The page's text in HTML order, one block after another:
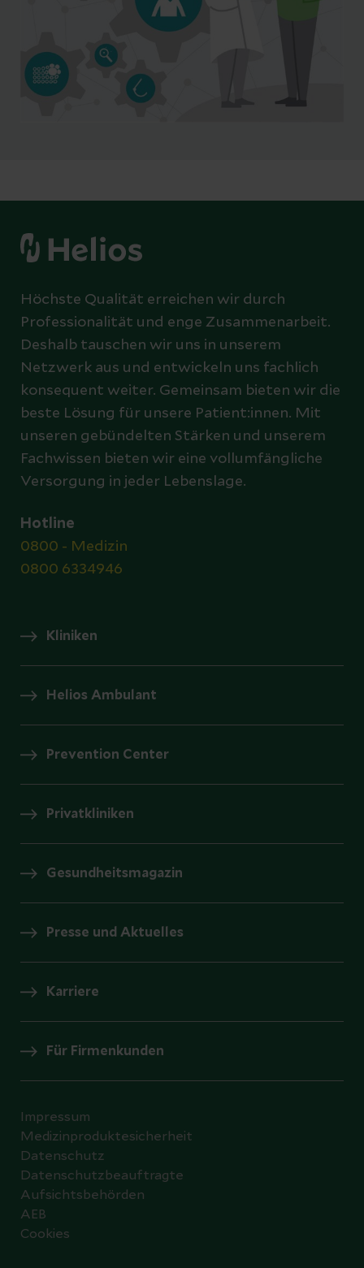
Höchste Qualität erreichen wir durch
Professionalität und enge Zusammenarbeit.
Deshalb tauschen wir uns in unserem
Netzwerk aus und entwickeln uns fachlich
konsequent weiter. Gemeinsam bieten wir die
beste Lösung für unsere Patient:innen. Mit
unseren gebündelten Stärken und unserem
Fachwissen bieten wir eine vollumfängliche
Versorgung in jeder Lebenslage.
Hotline
0800 - Medizin
0800 6334946
Kliniken
Helios Ambulant
Prevention Center
Privatkliniken
Gesundheitsmagazin
Presse und Aktuelles
Karriere
Für Firmenkunden
Impressum
Medizinproduktesicherheit
Datenschutz
Datenschutzbeauftragte
Aufsichtsbehörden
AEB
Cookies